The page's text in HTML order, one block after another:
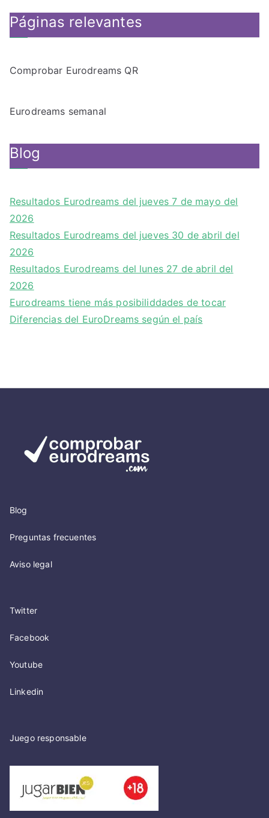
Páginas relevantes
Comprobar Eurodreams QR
Eurodreams semanal
Blog
Resultados Eurodreams del jueves 7 de mayo del
2026
Resultados Eurodreams del jueves 30 de abril del
2026
Resultados Eurodreams del lunes 27 de abril del
2026
Eurodreams tiene más posibiliddades de tocar
Diferencias del EuroDreams según el país
Blog
Preguntas frecuentes
Aviso legal
Twitter
Facebook
Youtube
Linkedin
Juego responsable